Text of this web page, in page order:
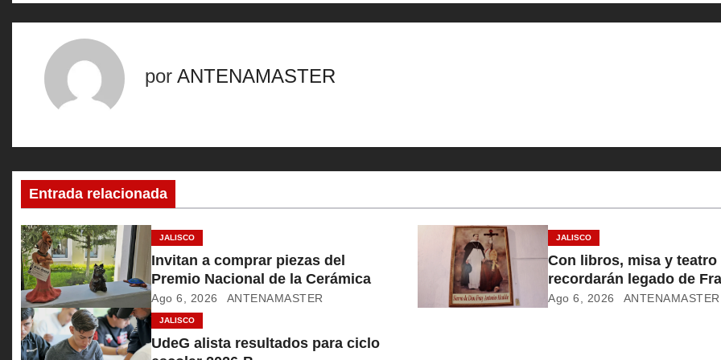
c
i
ó
n
d
e
por ANTENAMASTER
Entrada relacionada
JALISCO
Invitan a comprar piezas del
Premio Nacional de la Cerámica
Ago 6, 2026 ANTENAMASTER
JALISCO
Con libros, misa y teatro
recordarán legado de
Alcalde
Ago 6, 2026 ANTENAMASTER
JALISCO
UdeG alista resultados para ciclo